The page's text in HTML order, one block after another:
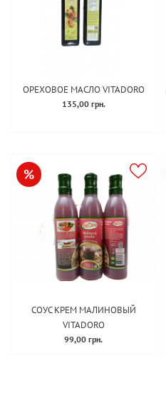
ОРЕХОВОЕ МАСЛО VITADORO
135,00 грн.
%
СОУС КРЕМ МАЛИНОВЫЙ
VITADORO
99,00 грн.